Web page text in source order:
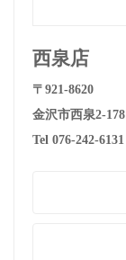
西泉店
〒921-8620
金沢市西泉2-178
Tel 076-242-6131